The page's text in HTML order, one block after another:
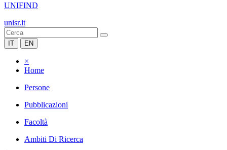
UNIFIND
unisr.it
IT EN
×
Home
Persone
Pubblicazioni
Facoltà
Ambiti Di Ricerca